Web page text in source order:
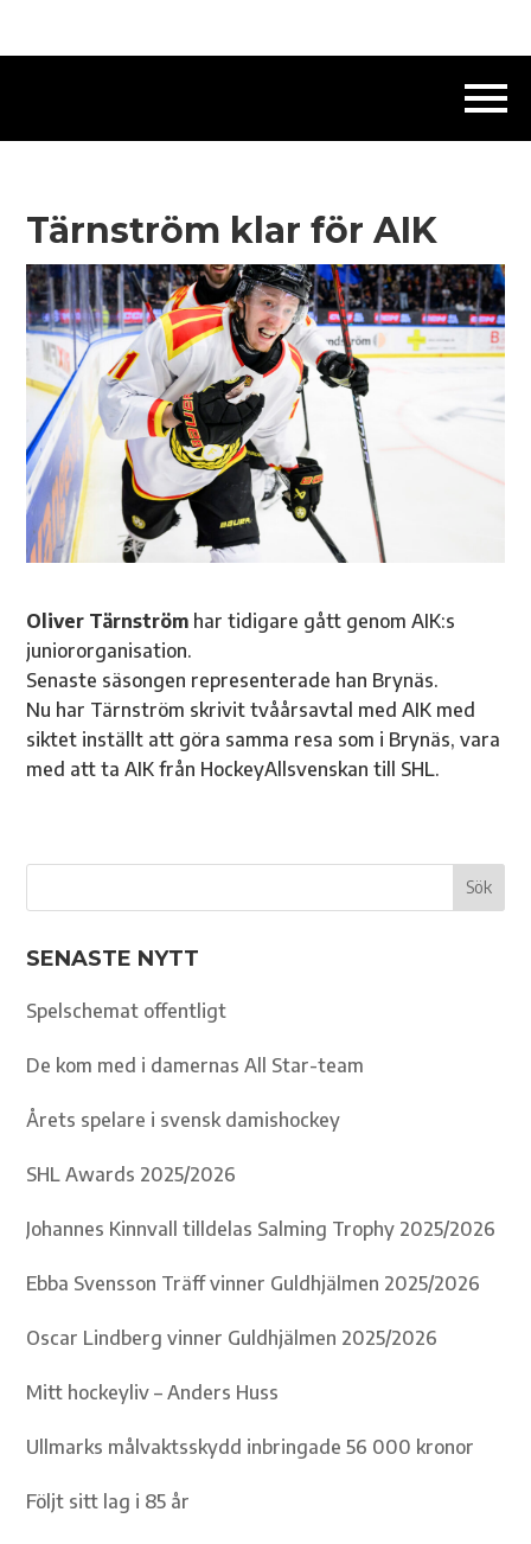
Tärnström klar för AIK
Oliver Tärnström har tidigare gått genom AIK:s
juniororganisation.
Senaste säsongen representerade han Brynäs.
Nu har Tärnström skrivit tvåårsavtal med AIK med
siktet inställt att göra samma resa som i Brynäs, vara
med att ta AIK från HockeyAllsvenskan till SHL.
SENASTE NYTT
Spelschemat offentligt
De kom med i damernas All Star-team
Årets spelare i svensk damishockey
SHL Awards 2025/2026
Johannes Kinnvall tilldelas Salming Trophy 2025/2026
Ebba Svensson Träff vinner Guldhjälmen 2025/2026
Oscar Lindberg vinner Guldhjälmen 2025/2026
Mitt hockeyliv – Anders Huss
Ullmarks målvaktsskydd inbringade 56 000 kronor
Följt sitt lag i 85 år